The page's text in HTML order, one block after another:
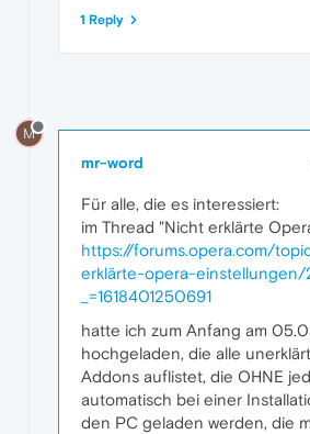
1 Reply
M
mr-word
Für alle, die es interessiert:
im Thread "Nicht erklärte
https://forums.opera.com/
erklärte-opera-einstellungen/
_=1618401250691
hatte ich zum Anfang am
hochgeladen, die alle
Addons auflistet, die OHNE
automatisch bei einer
den PC geladen werden, die